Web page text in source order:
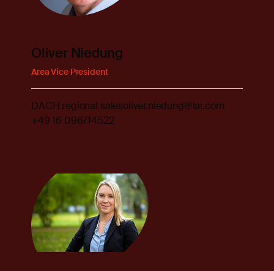
Oliver Niedung
Area Vice President
DACH regional salesoliver.niedung@iar.com
+49 16 096714522